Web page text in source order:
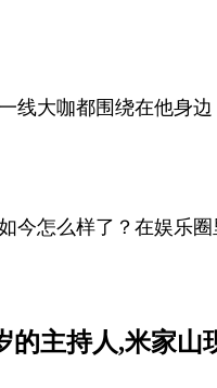
线大咖都围绕在他身
今怎么样了？在娱乐
的主持人,米家山